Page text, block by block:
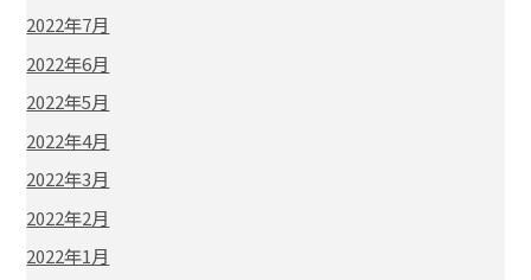
2022年7月
2022年6月
2022年5月
2022年4月
2022年3月
2022年2月
2022年1月